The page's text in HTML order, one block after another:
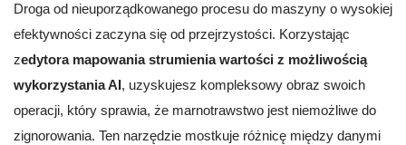
Droga od nieuporządkowanego procesu do maszyny o wysokiej
efektywności zaczyna się od przejrzystości. Korzystając
zedytora mapowania strumienia wartości z możliwością
wykorzystania AI, uzyskujesz kompleksowy obraz swoich
operacji, który sprawia, że marnotrawstwo jest niemożliwe do
zignorowania. Ten narzędzie mostkuje różnicę między danymi